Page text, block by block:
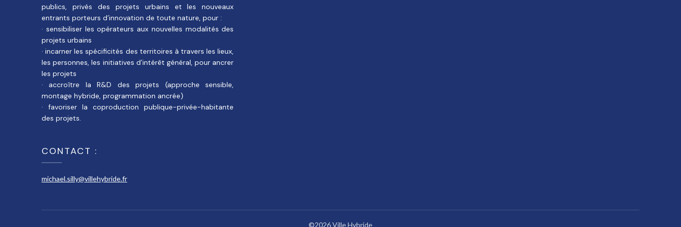
publics, privés des projets urbains et les nouveaux
entrants porteurs d’innovation de toute nature, pour :
· sensibiliser les opérateurs aux nouvelles modalités des
projets urbains
· incarner les spécificités des territoires à travers les lieux,
les personnes, les initiatives d’intérêt général, pour ancrer
les projets
· accroître la R&D des projets (approche sensible,
montage hybride, programmation ancrée)
· favoriser la coproduction publique-privée-habitante
des projets.
CONTACT :
michael.silly@villehybride.fr
©2026 Ville Hybride